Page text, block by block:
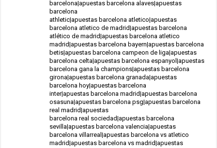
barcelona|apuestas barcelona alaves|apuestas
barcelona
athletic|apuestas barcelona atletico|apuestas
barcelona atletico de madrid|apuestas barcelona
atlético de madrid|apuestas barcelona atletico
madrid|apuestas barcelona bayern|apuestas barcelona
betis|apuestas barcelona campeon de liga|apuestas
barcelona celta|apuestas barcelona espanyol|apuestas
barcelona gana la champions|apuestas barcelona
girona|apuestas barcelona granada|apuestas
barcelona hoy|apuestas barcelona
inter|apuestas barcelona madrid|apuestas barcelona
osasuna|apuestas barcelona psg|apuestas barcelona
real madrid|apuestas
barcelona real sociedad|apuestas barcelona
sevilla|apuestas barcelona valencia|apuestas
barcelona villarreal|apuestas barcelona vs atletico
madrid|apuestas barcelona vs madrid|apuestas